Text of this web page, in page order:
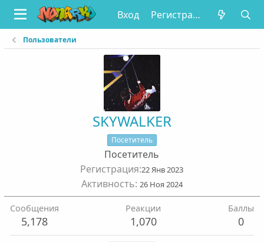
Вход Регистрация
Пользователи
SKYWALKER
Посетитель
Посетитель
Регистрация 22 Янв 2023
Активность 26 Ноя 2024
Сообщения
5,178
Реакции
1,070
Баллы
0